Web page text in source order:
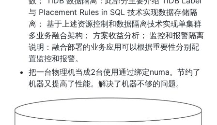
与 Placement Rules in SQL 技术实现数据存储隔
离； 基于上述资源控制和数据隔离技术实现单集群
多业务融合架构； 方案收益分析； 监控和报警隔离
说明：融合部署的业务应用可以根据重要性分别配
置监控和报警。
把一台物理机当成2台使用通过绑定numa。节约了
机器又提高了性能。解决了机器不够的问题。